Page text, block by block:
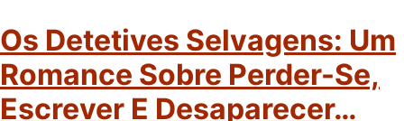
Os Detetives Selvagens: Um
Romance Sobre Perder-Se,
Escrever E Desaparecer…